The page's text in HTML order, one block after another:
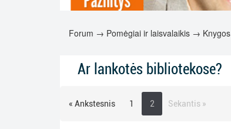
Forum → Pomėgiai ir laisvalaikis → Knygos
Ar lankotės bibliotekose?
« Ankstesnis 1 2 Sekantis »